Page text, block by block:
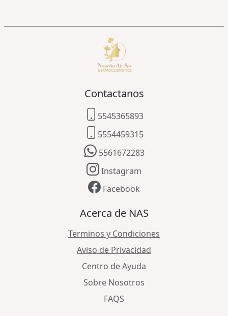
Contactanos
5545365893
5554459315
5561672283
Instagram
Facebook
Acerca de NAS
Terminos y Condiciones
Aviso de Privacidad
Centro de Ayuda
Sobre Nosotros
FAQS